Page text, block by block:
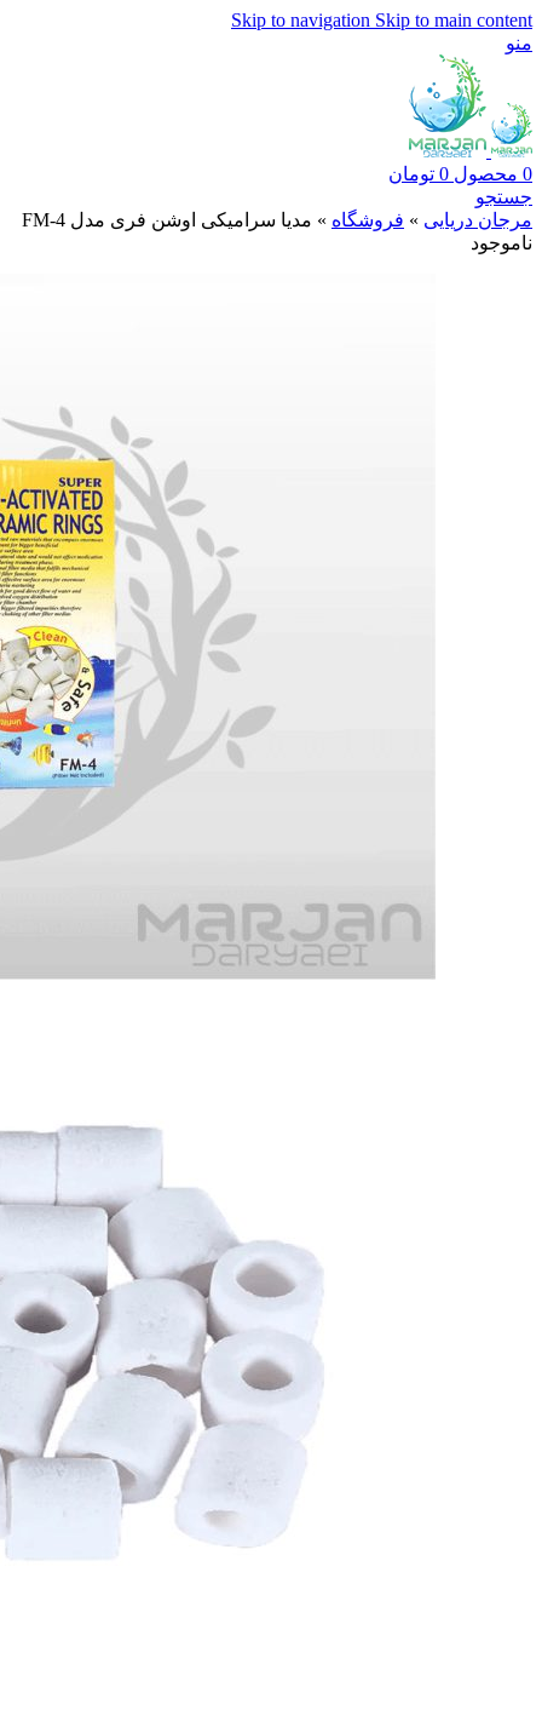
Skip to navigation Skip to main content
منو
0 محصول 0 تومان
جستجو
مرجان دریایی » فروشگاه » مدیا سرامیکی اوشن فری مدل FM-4
ناموجود